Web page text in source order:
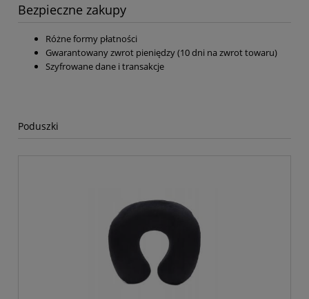
Bezpieczne zakupy
Różne formy płatności
Gwarantowany zwrot pieniędzy (10 dni na zwrot towaru)
Szyfrowane dane i transakcje
Poduszki